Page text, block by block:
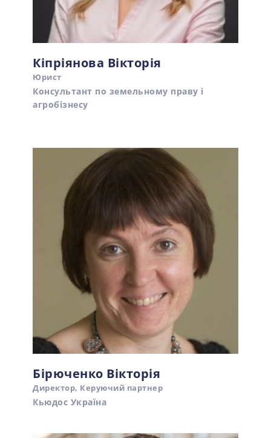
Кіпріянова Вікторія
Юрист
Консультант по земельному праву і
агробізнесу
Бірюченко Вікторія
Директор, Керуючий партнер
Кьюдос Україна